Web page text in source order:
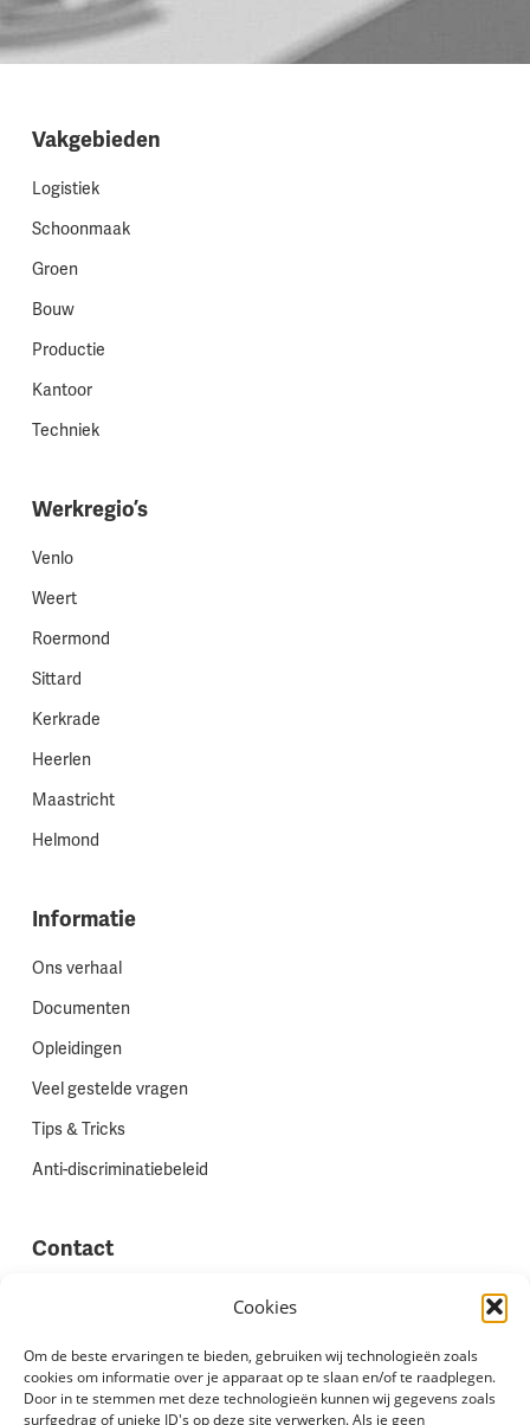
Cookies
Om de beste ervaringen te bieden, gebruiken wij technologieën zoals
cookies om informatie over je apparaat op te slaan en/of te raadplegen.
Door in te stemmen met deze technologieën kunnen wij gegevens zoals
surfgedrag of unieke ID's op deze site verwerken. Als je geen
Vakgebieden
Logistiek
Schoonmaak
Groen
Bouw
Productie
Kantoor
Techniek
Werkregio’s
Venlo
Weert
Roermond
Sittard
Kerkrade
Heerlen
Maastricht
Helmond
Informatie
Ons verhaal
Documenten
Opleidingen
Veel gestelde vragen
Tips & Tricks
Anti-discriminatiebeleid
Contact
Site feedback
Klachten